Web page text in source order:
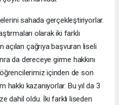
sahada gerçekleştiriyorlar.
olarak iki farklı
açılan çağrıya başvuran liseli
da dereceye girme hakkını
içinden de son
hakkı kazanıyorlar. Bu yıl da 3
dahil oldu. İki farklı liseden